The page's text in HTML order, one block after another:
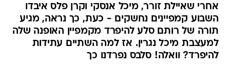
אחרי שאיילת זורר, מיכל אנסקי וקרן פלס איבדו
השבוע קמפיינים נחשקים - כעת, כך נראה, מגיע
תורה של רותם סלע להיפרד מקמפיין האופנה שלה
למעצבת מיכל נגרין. אז למה השתיים עתידות
להיפרד? וואלה! סלבס נפרדנו כך